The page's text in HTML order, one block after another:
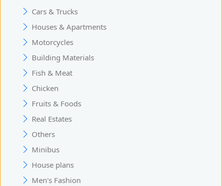
Cars & Trucks
Houses & Apartments
Motorcycles
Building Materials
Fish & Meat
Chicken
Fruits & Foods
Real Estates
Others
Minibus
House plans
Men's Fashion